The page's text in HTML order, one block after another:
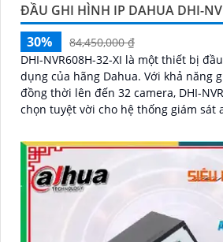
ĐẦU GHI HÌNH IP DAHUA DHI-
30%
84,450,000 ₫
DHI-NVR608H-32-XI là một thiết bị
dụng của hãng Dahua. Với khả năng ghi lại và quản lý
đồng thời lên đến 32 camera, DHI-
chọn tuyệt vời cho hệ thống giám sát